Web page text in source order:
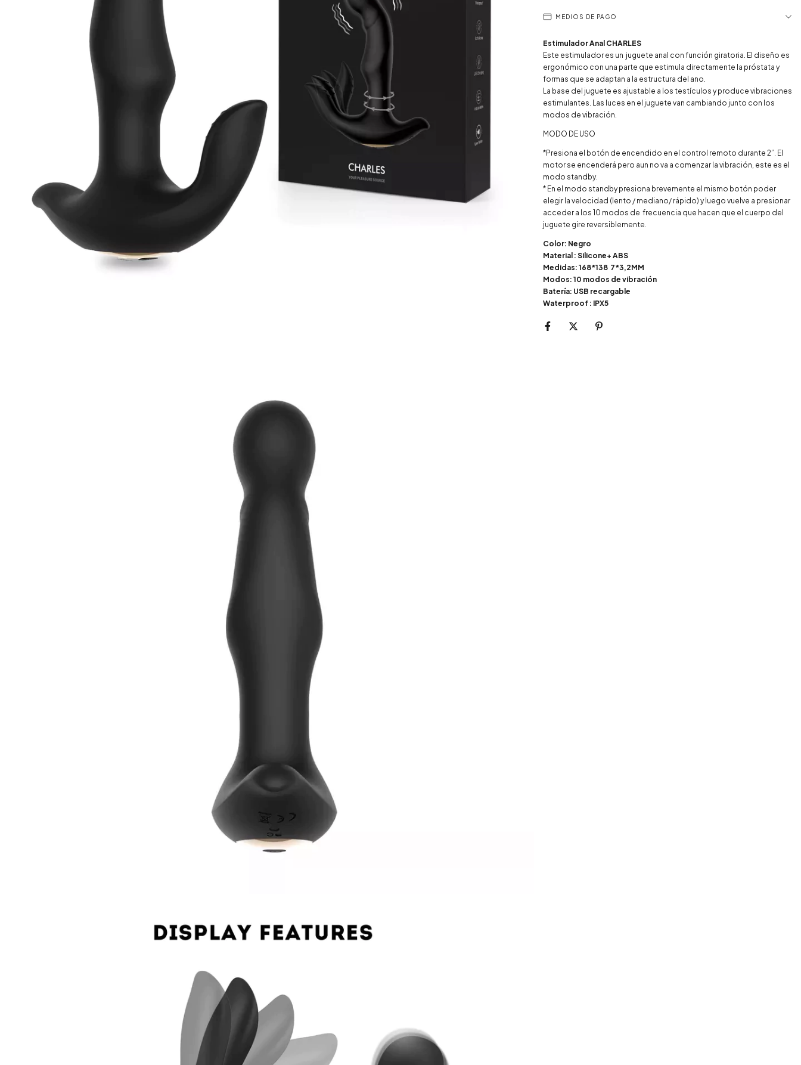
MEDIOS DE PAGO
Estimulador Anal CHARLES
Este estimulador es un juguete anal con función giratoria. El diseño es
ergonómico con una parte que estimula directamente la próstata y
formas que se adaptan a la estructura del ano.
La base del juguete es ajustable a los testículos y produce vibraciones
estimulantes. Las luces en el juguete van cambiando junto con los
modos de vibración.
MODO DE USO
*Presiona el botón de encendido en el control remoto durante 2”. El
motor se encenderá pero aun no va a comenzar la vibración, este es el
modo standby.
* En el modo standby presiona brevemente el mismo botón poder
elegir la velocidad (lento / mediano/ rápido) y luego vuelve a presionar
acceder a los 10 modos de frecuencia que hacen que el cuerpo del
juguete gire reversiblemente.
Color: Negro
Material : Silicone+ ABS
Medidas: 168*138 7*3,2MM
Modos: 10 modos de vibración
Batería: USB recargable
Waterproof : IPX5